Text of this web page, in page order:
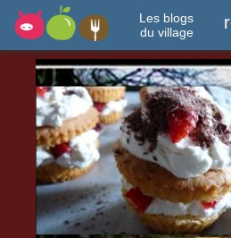
Les blogs
du village